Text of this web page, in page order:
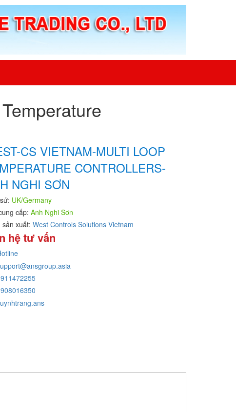
CS VIETNAM-MULTI LOOP
CONTROLLERS-
NGHI SƠN
UK/Germany
cấp: Anh Nghi Sơn
sản xuất: West Controls Solutions Vietnam
hệ tư vấn